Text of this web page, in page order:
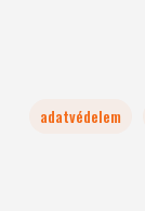
adatvédelem